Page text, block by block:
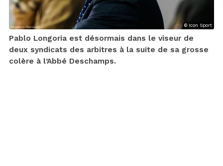
© Icon Sport
Pablo Longoria est désormais dans le viseur de
deux syndicats des arbitres à la suite de sa grosse
colère à l’Abbé Deschamps.